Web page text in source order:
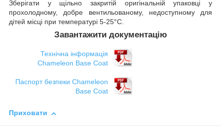
Зберігати у щільно закритій оригінальній упаковці у
прохолодному, добре вентильованому, недоступному для
дітей місці при температурі 5-25°C.
Завантажити документацію
Технічна інформація
Chameleon Base Coat
Паспорт безпеки Chameleon
Base Coat
Приховати